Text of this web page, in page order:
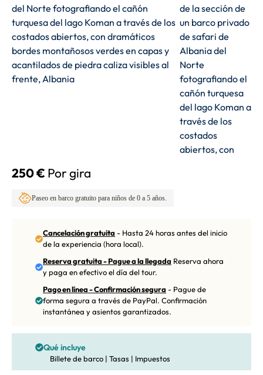
250 € Por gira
Paseo en barco gratuito para niños de 0 a 5 años.
Cancelación gratuita - Hasta 24 horas antes del inicio
de la experiencia (hora local).
Reserva gratuita - Pague a la llegada Reserva ahora
y paga en efectivo el día del tour.
Pago en línea - Confirmación segura - Pague de
forma segura a través de PayPal. Confirmación
instantánea y asientos garantizados.
Qué incluye
Billete de barco | Tasas | Impuestos